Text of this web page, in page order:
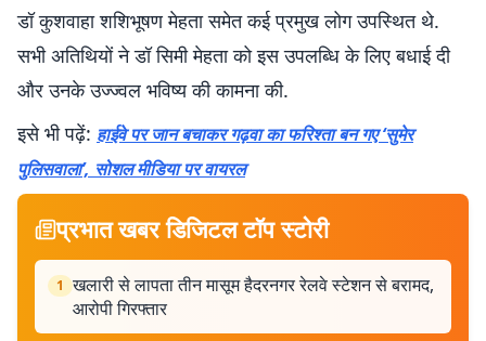
डॉ कुशवाहा शशिभूषण मेहता समेत कई प्रमुख लोग उपस्थित थे.
सभी अतिथियों ने डॉ सिमी मेहता को इस उपलब्धि के लिए बधाई दी
और उनके उज्ज्वल भविष्य की कामना की.
इसे भी पढ़ें: हाईवे पर जान बचाकर गढ़वा का फरिश्ता बन गए ‘सुमेर
पुलिसवाला’, सोशल मीडिया पर वायरल
प्रभात खबर डिजिटल टॉप स्टोरी
1 खलारी से लापता तीन मासूम हैदरनगर रेलवे स्टेशन से बरामद,
आरोपी गिरफ्तार